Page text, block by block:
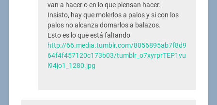
van a hacer o en lo que piensan hacer.
Insisto, hay que molerlos a palos y si con los
palos no alcanza domarlos a balazos.
Esto es lo que está faltando
http://66.media.tumblr.com/8056895ab7f8d9
64f4f457120c173b03/tumblr_o7xyrprTEP1vu
l94jo1_1280.jpg